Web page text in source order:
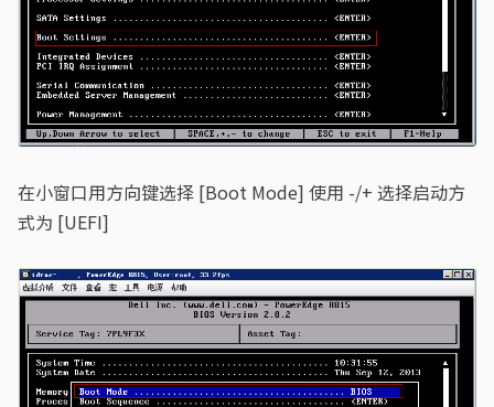
在小窗口用方向键选择 [Boot Mode] 使用 -/+ 选择启动方
式为 [UEFI]